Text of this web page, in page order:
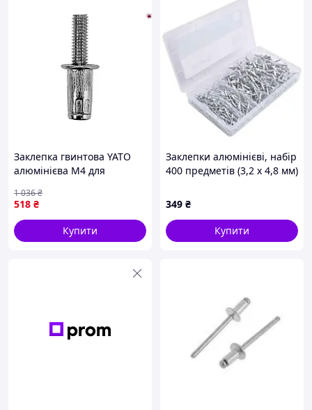
Заклепка гвинтова YATO
алюмінієва М4 для
комплект 20 шт надійне
з'єднання
518 ₴
1 036₴
Купити
Заклепки алюмінієві, набір
400 предметів (3,2 x 4,8 мм)
349 ₴
Купити